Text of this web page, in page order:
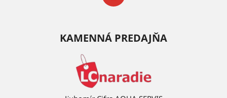
KAMENNÁ PREDAJŇA